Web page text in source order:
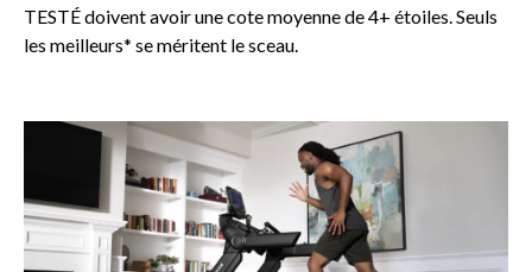
TESTÉ doivent avoir une cote moyenne de 4+ étoiles. Seuls
les meilleurs* se méritent le sceau.